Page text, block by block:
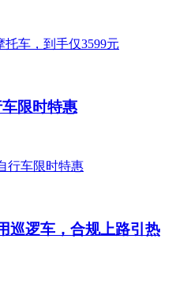
限时特惠
巡逻车，合规上路引热